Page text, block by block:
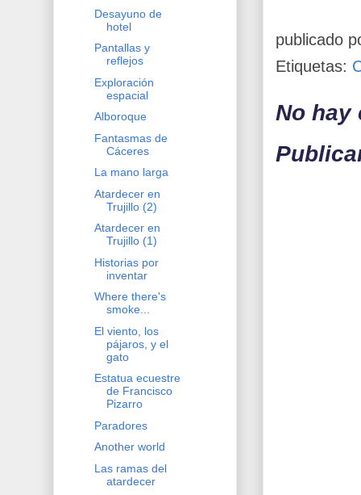
publicado
Etiquetas:
No hay
Desayuno de
hotel
Pantallas y
reflejos
Exploración
espacial
Alboroque
Fantasmas de
Cáceres
La mano larga
Atardecer en
Trujillo (2)
Atardecer en
Trujillo (1)
Historias por
inventar
Where there's
smoke...
El viento, los
pájaros, y el
gato
Estatua ecuestre
de Francisco
Pizarro
Paradores
Another world
Las ramas del
atardecer